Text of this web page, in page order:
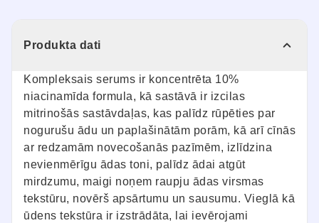
Produkta dati
Kompleksais serums ir koncentrēta 10%
niacinamīda formula, kā sastāvā ir izcilas
mitrinošās sastāvdaļas, kas palīdz rūpēties par
nogurušu ādu un paplašinātām porām, kā arī cīnās
ar redzamām novecošanās pazīmēm, izlīdzina
nevienmērīgu ādas toni, palīdz ādai atgūt
mirdzumu, maigi noņem raupju ādas virsmas
tekstūru, novērš apsārtumu un sausumu. Vieglā kā
ūdens tekstūra ir izstrādāta, lai ievērojami